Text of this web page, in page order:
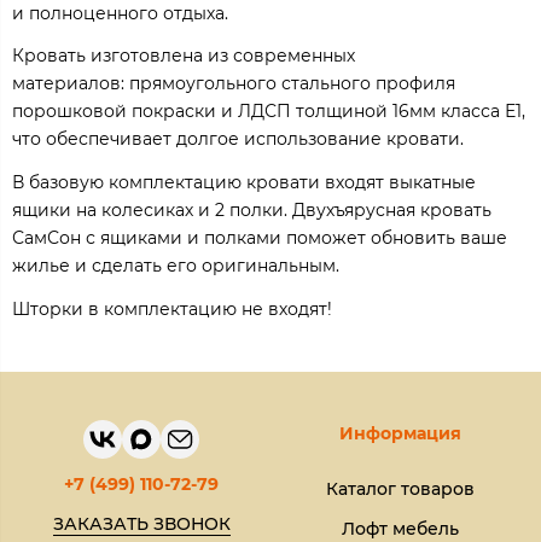
и полноценного отдыха.
Кровать изготовлена из современных
материалов: прямоугольного стального профиля
порошковой покраски и ЛДСП толщиной 16мм класса Е1,
что обеспечивает долгое использование кровати.
В базовую комплектацию кровати входят выкатные
ящики на колесиках и 2 полки. Двухъярусная кровать
СамСон с ящиками и полками поможет обновить ваше
жилье и сделать его оригинальным.
Шторки в комплектацию не входят!
+7 (499) 110-72-79
ЗАКАЗАТЬ ЗВОНОК
Информация
Каталог товаров
Лофт мебель